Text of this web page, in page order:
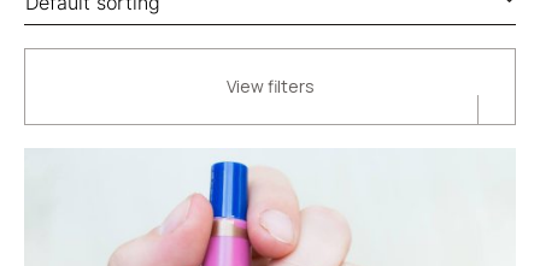
View filters